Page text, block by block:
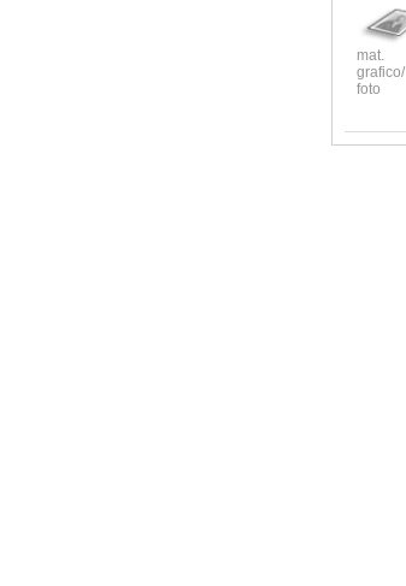
mat.
grafico/
foto